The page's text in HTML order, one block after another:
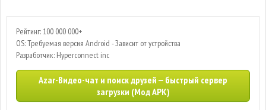
Рейтинг: 100 000 000+
OS: Требуемая версия Android - Зависит от устройства
Разработчик: Hyperconnect inc
Azar-Видео-чат и поиск друзей — быстрый сервер
загрузки (Мод APK)